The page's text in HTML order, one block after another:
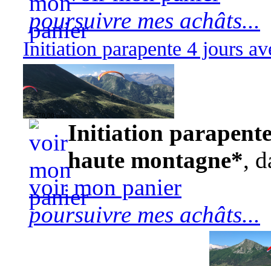
poursuivre mes achâts...
Initiation parapente 4 jours
570,00 euros
Initiation
haute montagne*,
voir mon panier
poursuivre mes achâts...